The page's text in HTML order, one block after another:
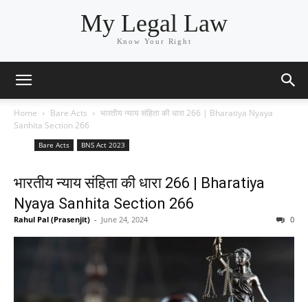
My Legal Law
Know Your Right
Home Bare Acts
भारतीय न्याय संहिता की धारा 266 | Bharatiya Nyaya
Sanhita Section 266
Bare Acts BNS Act 2023
भारतीय न्याय संहिता की धारा 266 | Bharatiya
Nyaya Sanhita Section 266
Rahul Pal (Prasenjit) - June 24, 2024 0